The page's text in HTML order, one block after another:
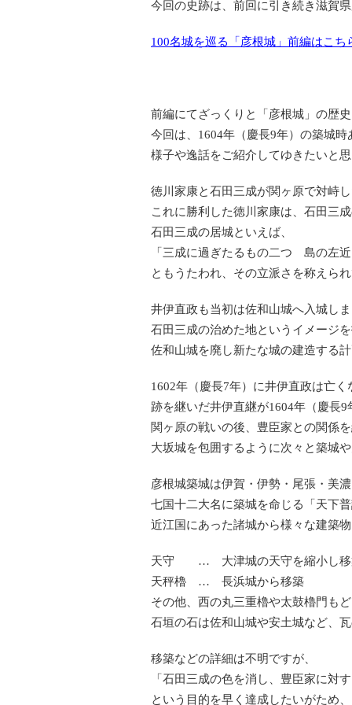
今回の史跡は、前回に引き続き滋賀
100名城を巡る「彦根城」前編はこち
前編にてざっくりと「彦根城」の歴
今回は、1604年（慶長9年）の築城時
様子や逸話をご紹介してゆきたいと
徳川家康と石田三成が関ヶ原で対峙
これに勝利した徳川家康は、石田三
石田三成の居城といえば、
「三成に過ぎたるもの二つ 島の左
ともうたわれ、その立派さを称えら
井伊直政も当初は佐和山城へ入城し
石田三成の治めた地というイメージ
佐和山城を廃し新たな城の建造する
1602年（慶長7年）に井伊直政は亡く
跡を継いだ井伊直継が1604年（慶長
関ヶ原の戦いの後、豊臣家との関係
大坂城を包囲するように次々と築城
彦根城築城は伊賀・伊勢・尾張・美
七国十二大名に築城を命じる「天下
近江国にあった諸城から様々な建築
天守 … 大津城の天守を縮小し移
天秤櫓 … 長浜城から移築
その他、西の丸三重櫓や太鼓櫓門も
石垣の石は佐和山城や安土城など、
移築などの詳細は不明ですが、
「石田三成の色を消し、豊臣家に対
という目的を早く達成したいがため、